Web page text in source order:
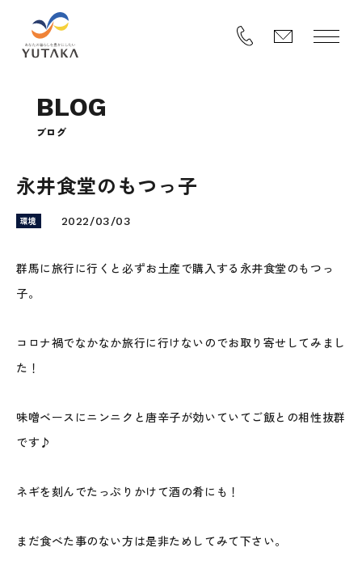
BLOG
ブロ グ
永井食堂のもつっ子
環境 2022/03/03
群馬に旅行に行くと必ずお土産で購入する永井食堂のもつっ
子。
コロナ禍でなかなか旅行に行けないのでお取り寄せしてみまし
た！
味噌ベースにニンニクと唐辛子が効いていてご飯との相性抜群
です♪
ネギを刻んでたっぷりかけて酒の肴にも！
まだ食べた事のない方は是非ためしてみて下さい。